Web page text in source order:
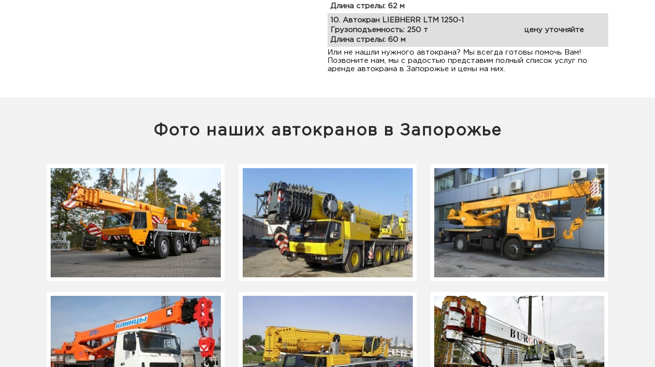
Длина стрелы: 62 м
10. Автокран LIEBHERR LTM 1250-1
Грузоподъемность: 250 т
Длина стрелы: 60 м
цену уточняйте
Или не нашли нужного автокрана? Мы всегда готовы помочь Вам!
Позвоните нам, мы с радостью представим полный список услуг по
аренде автокрана в Запорожье и цены на них.
Фото наших автокранов в Запорожье